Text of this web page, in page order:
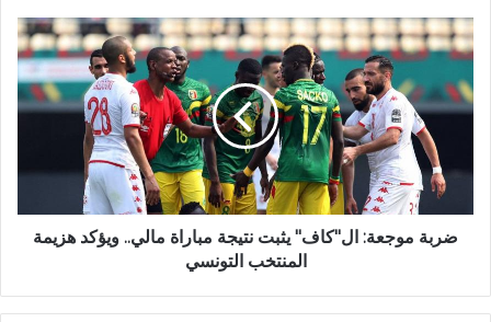
ضربة موجعة: ال"كاف" يثبت نتيجة مباراة مالي.. ويؤكد هزيمة
المنتخب التونسي